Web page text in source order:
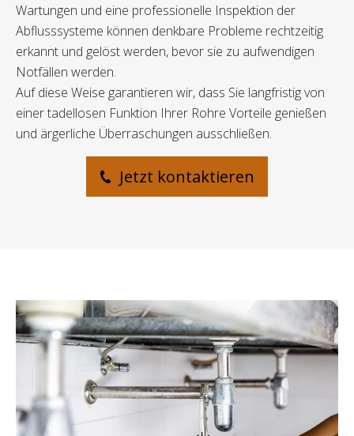
Wartungen und eine professionelle Inspektion der
Abflusssysteme können denkbare Probleme rechtzeitig
erkannt und gelöst werden, bevor sie zu aufwendigen
Notfällen werden.
Auf diese Weise garantieren wir, dass Sie langfristig von
einer tadellosen Funktion Ihrer Rohre Vorteile genießen
und ärgerliche Überraschungen ausschließen.
Jetzt kontaktieren